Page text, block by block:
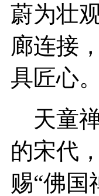
蔚为壮
廊连接
具匠心。
天童
的宋代
赐“佛国